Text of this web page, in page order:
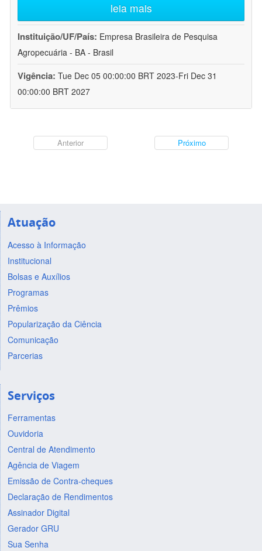
leia mais
Instituição/UF/País: Empresa Brasileira de Pesquisa
Agropecuária - BA - Brasil
Vigência: Tue Dec 05 00:00:00 BRT 2023-Fri Dec 31
00:00:00 BRT 2027
Anterior Próximo
Atuação
Acesso à Informação
Institucional
Bolsas e Auxílios
Programas
Prêmios
Popularização da Ciência
Comunicação
Parcerias
Serviços
Ferramentas
Ouvidoria
Central de Atendimento
Agência de Viagem
Emissão de Contra-cheques
Declaração de Rendimentos
Assinador Digital
Gerador GRU
Sua Senha